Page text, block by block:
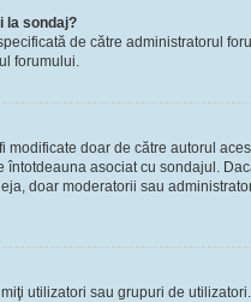
la sondaj?
de către administratorul
forumului.
modificate doar de către autorul
întotdeauna asociat cu sondajul.
doar moderatorii sau
utilizatori sau grupuri de